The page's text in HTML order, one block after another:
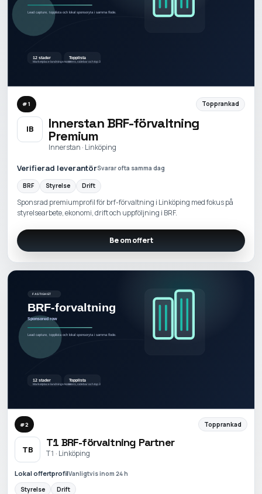
#1 Topprankad
IB Innerstan BRF-förvaltning
Premium
Innerstan · Linköping
Verifierad leverantörSvarar ofta samma dag
BRF Styrelse Drift
Sponsrad premiumprofil för brf-förvaltning i Linköping med fokus på
styrelsearbete, ekonomi, drift och uppföljning i BRF.
Be om offert
#2 Topprankad
TB
T1 BRF-förvaltning Partner
T1 · Linköping
Lokal offertprofilVanligtvis inom 24 h
Styrelse
Drift